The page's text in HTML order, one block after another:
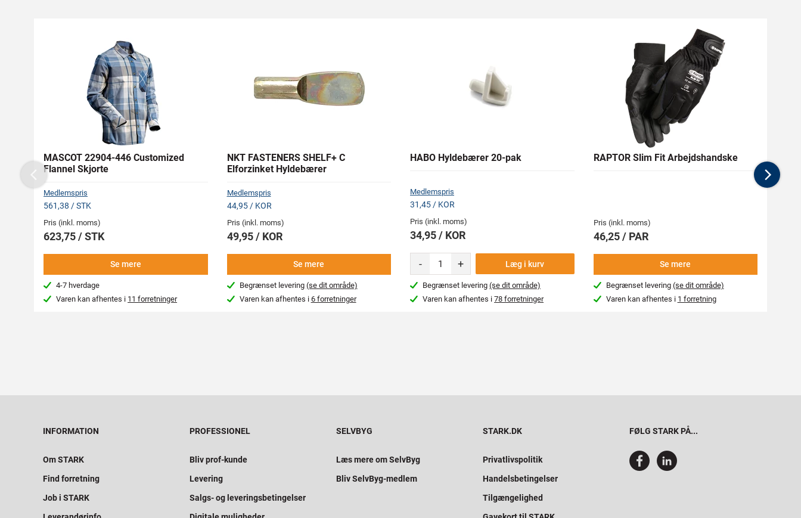
MASCOT 22904-446 Customized
Flannel Skjorte
Medlemspris
561,38 / STK
Pris (inkl. moms)
623,75 / STK
Se mere
4-7 hverdage
Varen kan afhentes i 11 forretninger
NKT FASTENERS SHELF+ C
Elforzinket Hyldebærer
Medlemspris
44,95 / KOR
Pris (inkl. moms)
49,95 / KOR
Se mere
Begrænset levering (se dit område)
Varen kan afhentes i 6 forretninger
HABO Hyldebærer 20-pak
Medlemspris
31,45 / KOR
Pris (inkl. moms)
34,95 / KOR
- + Læg i kurv
Begrænset levering(se dit område)
Varen kan afhentes i78 forretninger
RAPTOR Slim Fit Arbejdshandske
Pris (inkl. moms)
46,25 / PAR
Se mere
Begrænset levering (se dit område)
Varen kan afhentes i 1 forretning
KL. 3
Previous
INFORMATION
Om STARK
Find forretning
Job i STARK
PROFESSIONEL
Bliv prof-kunde
Levering
Salgs- og leveringsbetingelser
SELVBYG
Læs mere om SelvByg
Bliv SelvByg-medlem
STARK.DK
Privatlivspolitik
Handelsbetingelser
Tilgængelighed
FØLG STARK PÅ...